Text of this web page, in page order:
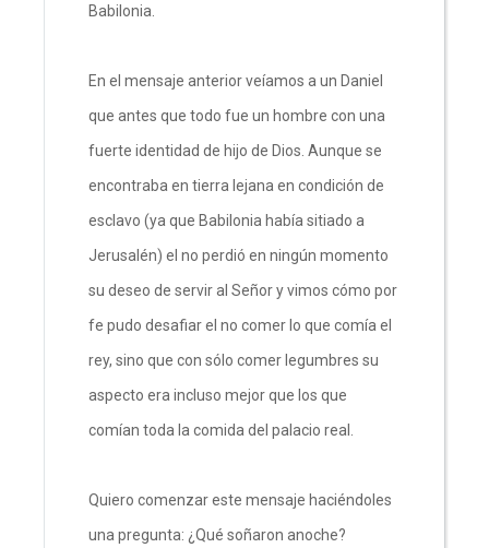
Babilonia.
En el mensaje anterior veíamos a un Daniel
que antes que todo fue un hombre con una
fuerte identidad de hijo de Dios. Aunque se
encontraba en tierra lejana en condición de
esclavo (ya que Babilonia había sitiado a
Jerusalén) el no perdió en ningún momento
su deseo de servir al Señor y vimos cómo por
fe pudo desafiar el no comer lo que comía el
rey, sino que con sólo comer legumbres su
aspecto era incluso mejor que los que
comían toda la comida del palacio real.
Quiero comenzar este mensaje haciéndoles
una pregunta: ¿Qué soñaron anoche?